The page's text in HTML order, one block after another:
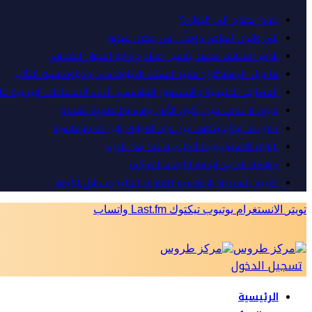
لماذا نحتاج إلى التوازن؟
إلى والدِي الحاضرِ دوماً… في ذِكرى غيابِه
الوزير المثقف محمد ياسين صالح وإدارة التحول الثقافي
ما وراء البروتوكول: عميد السلك الدبلوماسي ودبلوماسية التأثير
المصارف الخليجية والاستقرار المؤسسي أثناء الاعتداءات
عيون لا تنام.. حين يكون الأمن وفاء والتضحية عقيدة
خارجيتنا وخارجيتهم.. بين حزم الرواية ولين الدبلوماسية
الرؤية الاستراتيجية الخليجية لما بعد الحرب
جاهزية الخليج لإدارة الأزمات المركبة
تقييم السردية الإعلامية للقنوات الخليجية خلال الأزمة
تويتر الانستغرام يوتيوب تيكتوك Last.fm واتساب
تسجيل الدخول
الرئيسية